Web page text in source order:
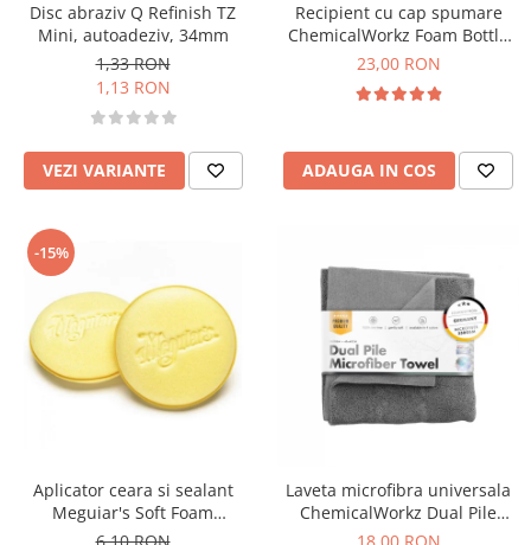
Disc abraziv Q Refinish TZ
Mini, autoadeziv, 34mm
1,33 RON
1,13 RON
VEZI VARIANTE
Recipient cu cap spumare
ChemicalWorkz Foam Bottle
150ml
23,00 RON
ADAUGA IN COS
-15%
Aplicator ceara si sealant
Meguiar's Soft Foam
Applicator Pad 101mm
Laveta microfibra universala
ChemicalWorkz Dual Pile
Towel 350GSM, 40×40cm